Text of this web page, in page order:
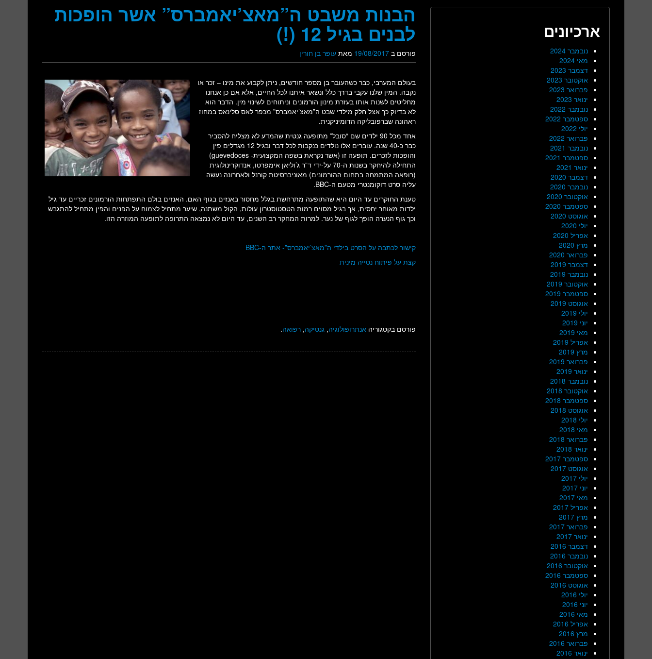
הבנות משבט ה”מאצ’יאמברס” אשר הופכות
לבנים בגיל 12 (!)
פורסם ב 19/08/2017 מאת עופר בן חורין
בעולם המערבי, כבר כשהעובר בן מספר חודשים, ניתן לקבוע את מינו – זכר או
נקבה. המין שלנו עקבי בדרך כלל ונשאר איתנו לכל החיים, אלא אם כן אנחנו
מחליטים לשנות אותו בעזרת מינון הורמונים וניתוחים לשינוי מין. הדבר הוא
לא בדיוק כך אצל חלק מילדי שבט ה”מאצ’יאמברס” מכפר לאס סלינאס במחוז
ראהונה שברפובליקה הדומיניקנית.
אחד מכל 90 ילדים שם “סובל” מתופעה גנטית שהמדע לא מצליח להסביר
כבר כ-40 שנה. עוברים אלו נולדים כנקבות לכל דבר ובגיל 12 מגדלים פין
והופכות לזכרים. תופעה זו (אשר נקראת בשפה המקצועית- guevedoces)
התחילה להיחקר בשנות ה-70 על-ידי ד”ר ג’וליאן אימפרטו, אנדוקרינולוגית
(רופאה המתמחה בתחום ההורמונים) מאוניברסיטת קורנל ולאחרונה נעשה
עליה סרט דוקומנטרי מטעם ה-BBC.
טענת החוקרים עד היום היא שהתופעה מתרחשת בגלל מחסור באנזים בגוף האם. האנזים בולם התפתחות הורמונים זכריים עד גיל
ילדות מאוחר יחסית, אך בגיל מסוים רמות הטסטוסטרון עולות, הקול משתנה, שיער מתחיל לצמוח על הפנים והפין מתחיל להתגבש
וכך גוף הנערה הופך לגוף של נער. למרות המחקר רב השנים, עד היום לא נמצאה התרופה לתופעה המוזרה הזו.
קישור לכתבה על הסרט בילדי ה”מאצ’יאמברס”- אתר ה-BBC
קצת על פיתוח נטייה מינית
פורסם בקטגוריה אנתרופולוגיה, גנטיקה, רפואה.
ארכיונים
נובמבר 2024
מאי 2024
דצמבר 2023
אוקטובר 2023
פברואר 2023
ינואר 2023
נובמבר 2022
ספטמבר 2022
יולי 2022
פברואר 2022
נובמבר 2021
ספטמבר 2021
ינואר 2021
דצמבר 2020
נובמבר 2020
אוקטובר 2020
ספטמבר 2020
אוגוסט 2020
יולי 2020
אפריל 2020
מרץ 2020
פברואר 2020
דצמבר 2019
נובמבר 2019
אוקטובר 2019
ספטמבר 2019
אוגוסט 2019
יולי 2019
יוני 2019
מאי 2019
אפריל 2019
מרץ 2019
פברואר 2019
ינואר 2019
נובמבר 2018
אוקטובר 2018
ספטמבר 2018
אוגוסט 2018
יולי 2018
מאי 2018
פברואר 2018
ינואר 2018
ספטמבר 2017
אוגוסט 2017
יולי 2017
יוני 2017
מאי 2017
אפריל 2017
מרץ 2017
פברואר 2017
ינואר 2017
דצמבר 2016
נובמבר 2016
אוקטובר 2016
ספטמבר 2016
אוגוסט 2016
יולי 2016
יוני 2016
מאי 2016
אפריל 2016
מרץ 2016
פברואר 2016
ינואר 2016